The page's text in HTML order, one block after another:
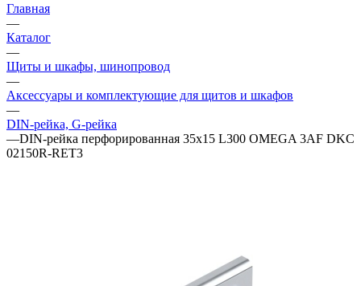
Главная
—
Каталог
—
Щиты и шкафы, шинопровод
—
Аксессуары и комплектующие для щитов и шкафов
—
DIN-рейка, G-рейка
—DIN-рейка перфорированная 35х15 L300 OMEGA 3AF DKC
02150R-RET3